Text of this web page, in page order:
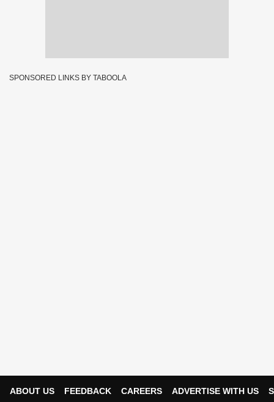
SPONSORED LINKS BY TABOOLA
ABOUT US FEEDBACK CAREERS ADVERTISE WITH US